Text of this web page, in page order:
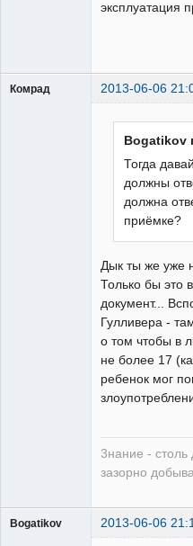
эксплуатация
Комрад 2013-06-06
Bogatikov
Тогда
должны
должна
приёмке?
Дык ты же уже
Только бы это
документ...
Гулливера -
о том чтобы в
не более 17
ребенок мог
3нание - столь
зазорно
Bogatikov 2013-06-06